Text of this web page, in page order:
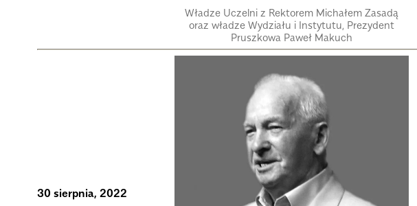
Władze Uczelni z Rektorem Michałem Zasadą
oraz władze Wydziału i Instytutu, Prezydent
Pruszkowa Paweł Makuch
30 sierpnia, 2022